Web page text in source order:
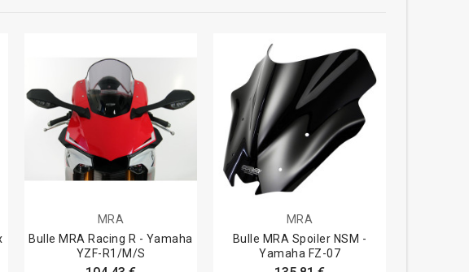
MRA
Bulle MRA Racing R - Yamaha
YZF-R1/M/S
MRA
Bulle MRA Spoiler NSM -
Yamaha FZ-07